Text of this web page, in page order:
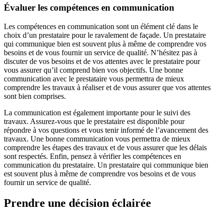
Évaluer les compétences en communication
Les compétences en communication sont un élément clé dans le
choix d’un prestataire pour le ravalement de façade. Un prestataire
qui communique bien est souvent plus à même de comprendre vos
besoins et de vous fournir un service de qualité. N’hésitez pas à
discuter de vos besoins et de vos attentes avec le prestataire pour
vous assurer qu’il comprend bien vos objectifs. Une bonne
communication avec le prestataire vous permettra de mieux
comprendre les travaux à réaliser et de vous assurer que vos attentes
sont bien comprises.
La communication est également importante pour le suivi des
travaux. Assurez-vous que le prestataire est disponible pour
répondre à vos questions et vous tenir informé de l’avancement des
travaux. Une bonne communication vous permettra de mieux
comprendre les étapes des travaux et de vous assurer que les délais
sont respectés. Enfin, pensez à vérifier les compétences en
communication du prestataire. Un prestataire qui communique bien
est souvent plus à même de comprendre vos besoins et de vous
fournir un service de qualité.
Prendre une décision éclairée